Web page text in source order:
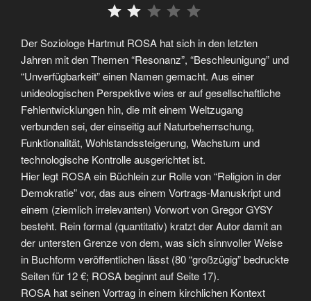
Der Soziologe Hartmut ROSA hat sich in den letzten
Jahren mit den Themen “Resonanz”, “Beschleunigung” und
“Unverfügbarkeit” einen Namen gemacht. Aus einer
unideologischen Perspektive wies er auf gesellschaftliche
Fehlentwicklungen hin, die mit einem Weltzugang
verbunden sei, der einseitig auf Naturbeherrschung,
Funktionalität, Wohlstandssteigerung, Wachstum und
technologische Kontrolle ausgerichtet ist.
Hier legt ROSA ein Büchlein zur Rolle von “Religion in der
Demokratie” vor, das aus einem Vortrags-Manuskript und
einem (ziemlich irrelevanten) Vorwort von Gregor GYSY
besteht. Rein formal (quantitativ) kratzt der Autor damit an
der untersten Grenze von dem, was sich sinnvoller Weise
in Buchform veröffentlichen lässt (80 “großzügig” bedruckte
Seiten für 12 €; ROSA beginnt auf Seite 17).
ROSA hat seinen Vortrag in einem kirchlichen Kontext